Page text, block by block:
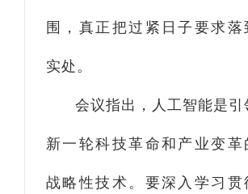
围，真正把过紧日子要求落
实处。
会议指出， 人工智能是引
新一轮科技革命和产业变革
战略性技术。要深入学习贯